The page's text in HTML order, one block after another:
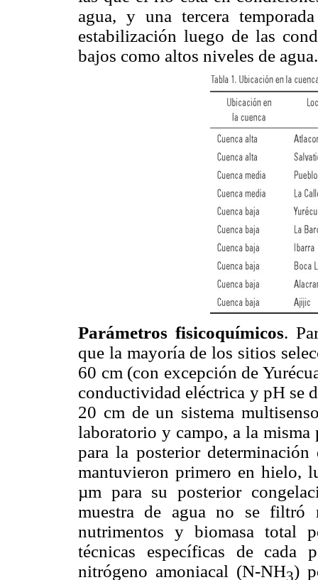
agua, y una tercera
estabilización luego de las
bajos como altos niveles de agua.
Parámetros fisicoquímicos.
que la mayoría de los sitios
60 cm (con excepción de
conductividad eléctrica y pH se
20 cm de un sistema
laboratorio y campo, a la misma
para la posterior
mantuvieron primero en hielo,
µm para su posterior
muestra de agua no se filtró
nutrimentos y biomasa total
técnicas específicas de cada
nitrógeno amoniacal (N-NH3)